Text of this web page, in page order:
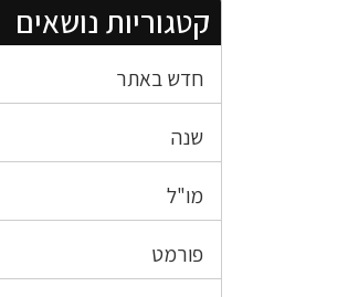
קטגוריות נושאים
חדש באתר
שנה
מו"ל
פורמט